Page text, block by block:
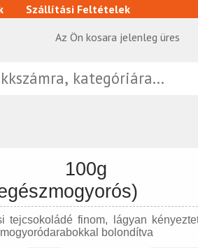
Szállítási Feltételek
Az Ön kosara jelenleg üres
100g
tejcsokoládé finom, lágyan
bolondítva